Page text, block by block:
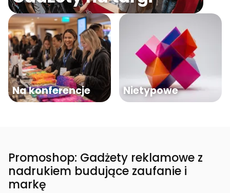
Na konferencje Nietypowe
Promoshop: Gadżety reklamowe z
nadrukiem budujące zaufanie i
markę